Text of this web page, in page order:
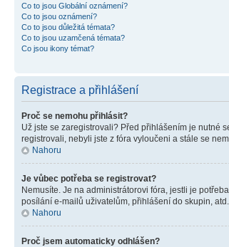
Co to jsou Globální oznámení?
Co to jsou oznámení?
Co to jsou důležitá témata?
Co to jsou uzamčená témata?
Co jsou ikony témat?
Registrace a přihlášení
Proč se nemohu přihlásit?
Už jste se zaregistrovali? Před přihlášením je nutné
registrovali, nebyli jste z fóra vyloučeni a stále se
Nahoru
Je vůbec potřeba se registrovat?
Nemusíte. Je na administrátorovi fóra, jestli je
posílání e-mailů uživatelům, přihlášení do skupin,
Nahoru
Proč jsem automaticky odhlášen?